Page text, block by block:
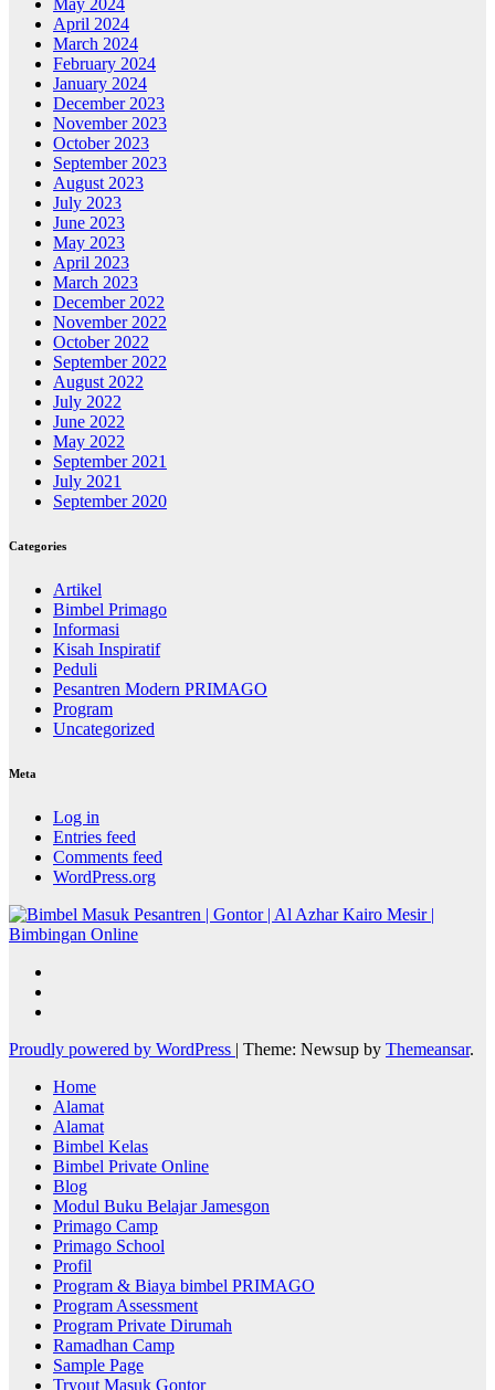
May 2024
April 2024
March 2024
February 2024
January 2024
December 2023
November 2023
October 2023
September 2023
August 2023
July 2023
June 2023
May 2023
April 2023
March 2023
December 2022
November 2022
October 2022
September 2022
August 2022
July 2022
June 2022
May 2022
September 2021
July 2021
September 2020
Categories
Artikel
Bimbel Primago
Informasi
Kisah Inspiratif
Peduli
Pesantren Modern PRIMAGO
Program
Uncategorized
Meta
Log in
Entries feed
Comments feed
WordPress.org
Proudly powered by WordPress | Theme: Newsup by Themeansar.
Home
Alamat
Alamat
Bimbel Kelas
Bimbel Private Online
Blog
Modul Buku Belajar Jamesgon
Primago Camp
Primago School
Profil
Program & Biaya bimbel PRIMAGO
Program Assessment
Program Private Dirumah
Ramadhan Camp
Sample Page
Tryout Masuk Gontor